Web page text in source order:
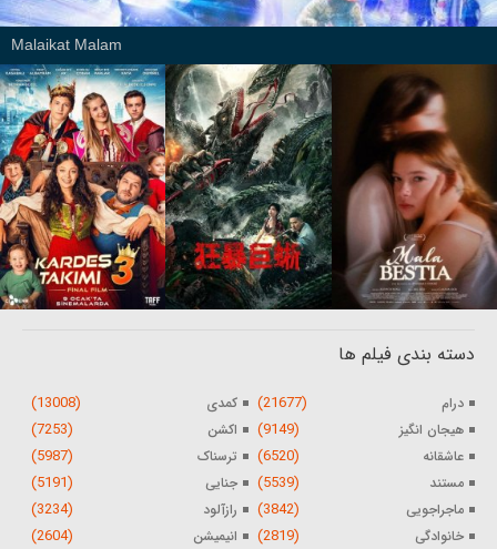
Malaikat Malam
دسته بندی فیلم ها
درام (21677) کمدی (13008)
هیجان انگیز (9149) اکشن (7253)
عاشقانه (6520) ترسناک (5987)
مستند (5539) جنایی (5191)
ماجراجویی (3842) رازآلود (3234)
خانوادگی (2819) انیمیشن (2604)